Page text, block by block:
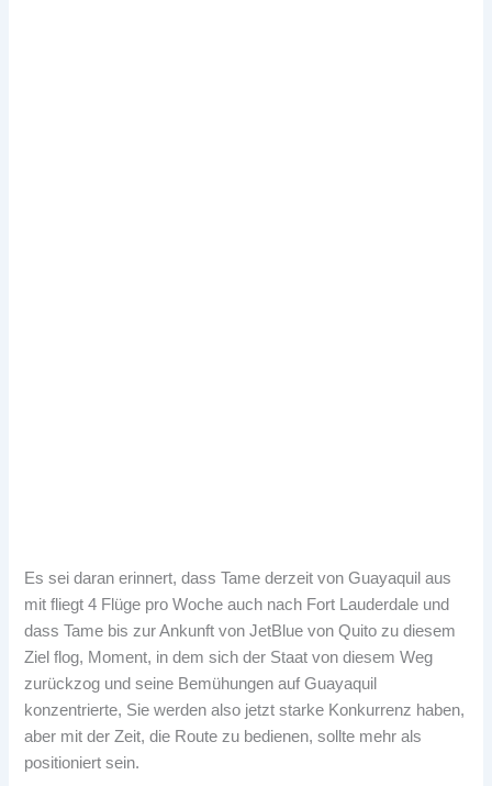
Es sei daran erinnert, dass Tame derzeit von Guayaquil aus
mit fliegt 4 Flüge pro Woche auch nach Fort Lauderdale und
dass Tame bis zur Ankunft von JetBlue von Quito zu diesem
Ziel flog, Moment, in dem sich der Staat von diesem Weg
zurückzog und seine Bemühungen auf Guayaquil
konzentrierte, Sie werden also jetzt starke Konkurrenz haben,
aber mit der Zeit, die Route zu bedienen, sollte mehr als
positioniert sein.